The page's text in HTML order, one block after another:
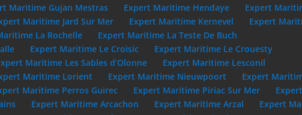
Maritime Gujan Mestras Expert Maritime Hendaye
Expert
Maritime Jard Sur Mer Expert Maritime Kernevel
Expert
La Rochelle
Expert Maritime La Teste De Buch
Expert Maritime Le Croisic
Expert Maritime Le Crouesty
Maritime Les Sables d’Olonne
Expert Maritime Lesconil
Maritime Lorient Expert Maritime Nieuwpoort
Expert
Maritime Perros Guirec Expert Maritime Piriac Sur Mer
Expert Maritime Arcachon Expert Maritime Arzal
Expert